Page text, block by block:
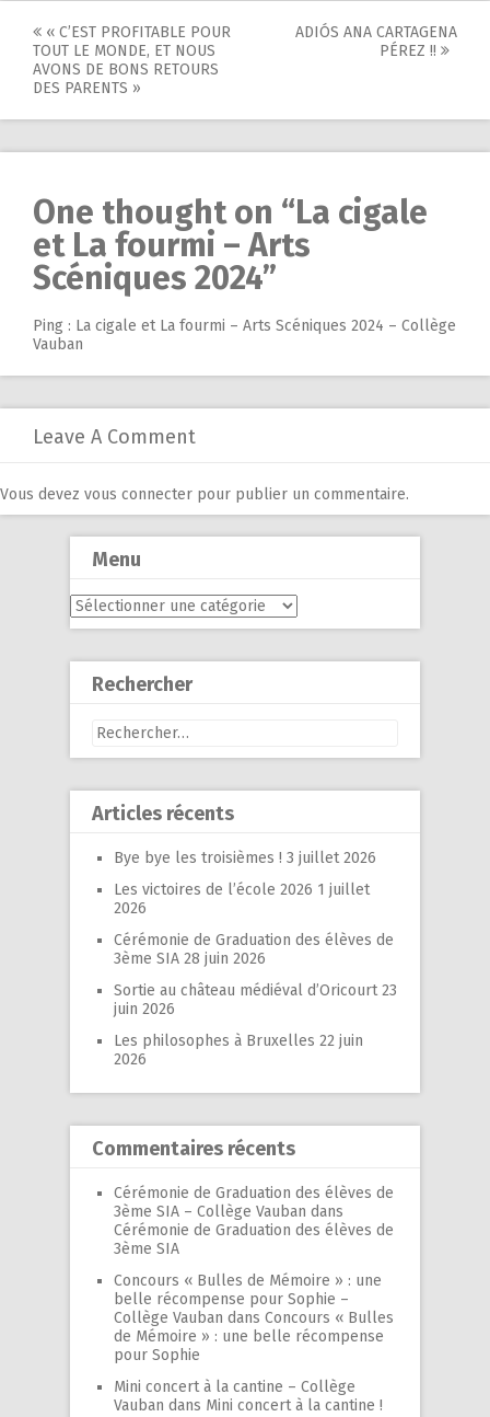
Post
navigation
« C’EST PROFITABLE POUR
TOUT LE MONDE, ET NOUS
AVONS DE BONS RETOURS
DES PARENTS »
ADIÓS ANA CARTAGENA
PÉREZ !!
One thought on “La cigale
et La fourmi – Arts
Scéniques 2024”
Ping : La cigale et La fourmi – Arts Scéniques 2024 – Collège
Vauban
Leave A Comment
Vous devez vous connecter pour publier un commentaire.
Menu
Menu
Rechercher
Rechercher :
Articles récents
Bye bye les troisièmes ! 3 juillet 2026
Les victoires de l’école 2026 1 juillet
2026
Cérémonie de Graduation des élèves de
3ème SIA 28 juin 2026
Sortie au château médiéval d’Oricourt 23
juin 2026
Les philosophes à Bruxelles 22 juin
2026
Commentaires récents
Cérémonie de Graduation des élèves de
3ème SIA – Collège Vauban dans
Cérémonie de Graduation des élèves de
3ème SIA
Concours « Bulles de Mémoire » : une
belle récompense pour Sophie –
Collège Vauban dans Concours « Bulles
de Mémoire » : une belle récompense
pour Sophie
Mini concert à la cantine – Collège
Vauban dans Mini concert à la cantine !